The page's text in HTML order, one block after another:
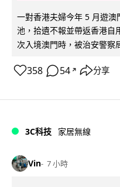
一對香港夫婦今年 5 月遊
池，拾遺不報並帶返香港自
次入境澳門時，被治安警察
358 54 ↗ 分享
3C科技 家居無線
Vin 7 小時